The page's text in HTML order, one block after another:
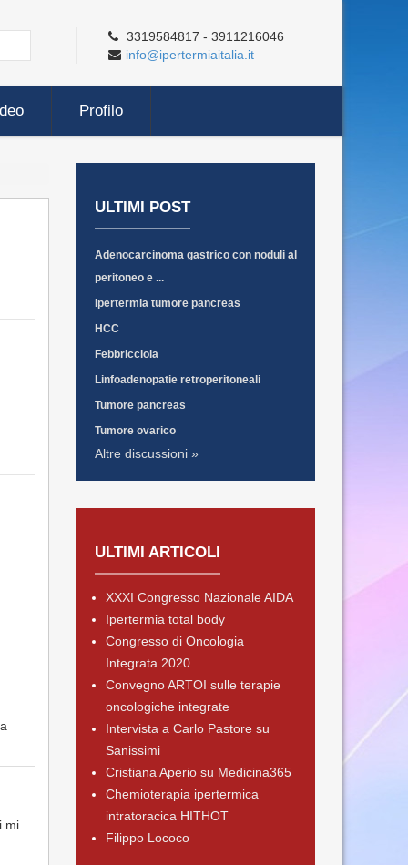
3319584817 - 3911216046
info@ipertermiaitalia.it
Profilo
mi
ULTIMI POST
Adenocarcinoma gastrico con noduli al
peritoneo e ...
Ipertermia tumore pancreas
HCC
Febbricciola
Linfoadenopatie retroperitoneali
Tumore pancreas
Tumore ovarico
Altre discussioni »
ULTIMI ARTICOLI
XXXI Congresso Nazionale AIDA
Ipertermia total body
Congresso di Oncologia
Integrata 2020
Convegno ARTOI sulle terapie
oncologiche integrate
Intervista a Carlo Pastore su
Sanissimi
Cristiana Aperio su Medicina365
Chemioterapia ipertermica
intratoracica HITHOT
Filippo Lococo